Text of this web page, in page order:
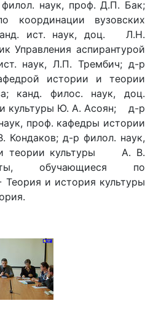
наук, проф. Д.П. Бак;
координации вузовских
ист. наук, доц. Л.Н.
Управления аспирантурой
наук, Л.П. Трембич; д-р
истории и теории
канд. филос. наук, доц.
культуры Ю. А. Асоян; д-р
проф. кафедры истории
д-р филол. наук,
и теории культуры А. В.
обучающиеся по
Теория и история культуры